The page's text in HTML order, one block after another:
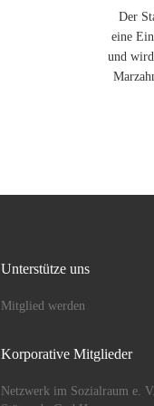
Der
eine
und
Unterstütze uns
Mitglied werden
Korporative Mitglieder
Netzwerk im Sozialraum e. V.